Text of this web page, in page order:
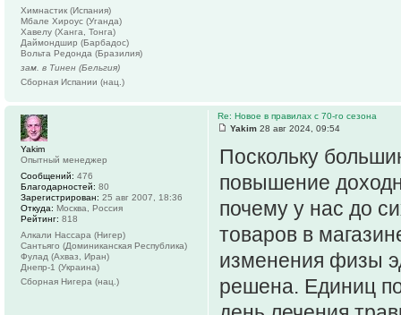
Химнастик (Испания)
Мбале Хироус (Уганда)
Хавелу (Ханга, Тонга)
Даймондшир (Барбадос)
Вольта Редонда (Бразилия)
зам. в Тинен (Бельгия)
Сборная Испании (нац.)
Re: Новое в правилах с 70-го сезона
Yakim 28 авг 2024, 09:54
Поскольку
повышение
почему у нас до
товаров в
изменения физы
решена. Единиц
Yakim
Опытный менеджер
Сообщений: 476
Благодарностей: 80
Зарегистрирован: 25 авг 2007, 18:36
Откуда: Москва, Россия
Рейтинг: 818
Алкали Нассара (Нигер)
Сантьяго (Доминиканская Республика)
Фулад (Ахваз, Иран)
Днепр-1 (Украина)
Сборная Нигера (нац.)